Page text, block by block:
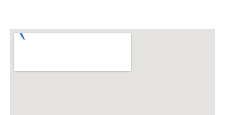
Gordisch, aber es funktioniert
Noch gordischer
Netzwerk
Zen-Werkstatt
Zen-mechaniker
Hauptsache, es geht vorwärts
Niemand muss hungern
Kleinstunternhemerin
Auf der Zielgeraden
Man gönnt sich ja sonst nichts ...
Oh!
Wunderbar inmitten der leute
Kostbare Fracht
Metzgereifachverkäuferin
Haltungsform 10
Bitte gut durchbraten
No comment
No comment
No comment
No comment
No comment
Er zappelt noch der Fisch
Jetzt zappelt er nicht mehr
Ein Geschäft ist da, wo Platz ist
Nicht ohne meine Handy